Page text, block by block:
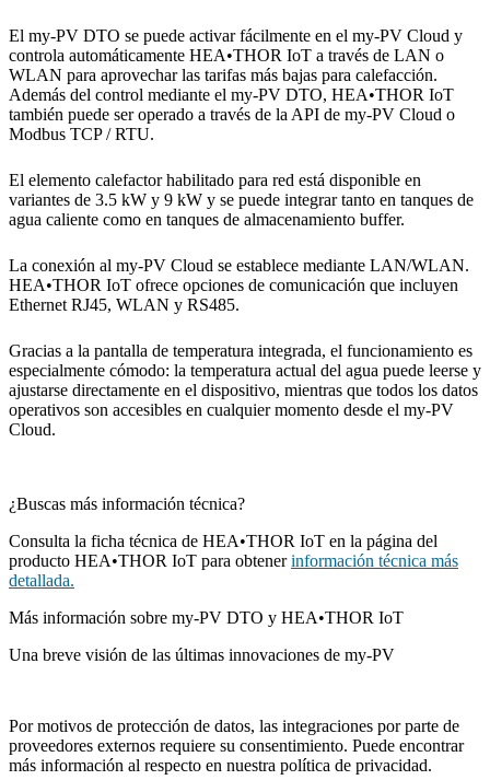
El my-PV DTO se puede activar fácilmente en el my-PV Cloud y
controla automáticamente HEA•THOR IoT a través de LAN o
WLAN para aprovechar las tarifas más bajas para calefacción.
Además del control mediante el my-PV DTO, HEA•THOR IoT
también puede ser operado a través de la API de my-PV Cloud o
Modbus TCP / RTU.
El elemento calefactor habilitado para red está disponible en
variantes de 3.5 kW y 9 kW y se puede integrar tanto en tanques de
agua caliente como en tanques de almacenamiento buffer.
La conexión al my-PV Cloud se establece mediante LAN/WLAN.
HEA•THOR IoT ofrece opciones de comunicación que incluyen
Ethernet RJ45, WLAN y RS485.
Gracias a la pantalla de temperatura integrada, el funcionamiento es
especialmente cómodo: la temperatura actual del agua puede leerse y
ajustarse directamente en el dispositivo, mientras que todos los datos
operativos son accesibles en cualquier momento desde el my-PV
Cloud.
¿Buscas más información técnica?
Consulta la ficha técnica de HEA•THOR IoT en la página del
producto HEA•THOR IoT para obtenerinformación técnica más
detallada.
Más información sobre my-PV DTO y HEA•THOR IoT
Una breve visión de las últimas innovaciones de my-PV
Por motivos de protección de datos, las integraciones por parte de
proveedores externos requiere su consentimiento. Puede encontrar
más información al respecto en nuestra política de privacidad.